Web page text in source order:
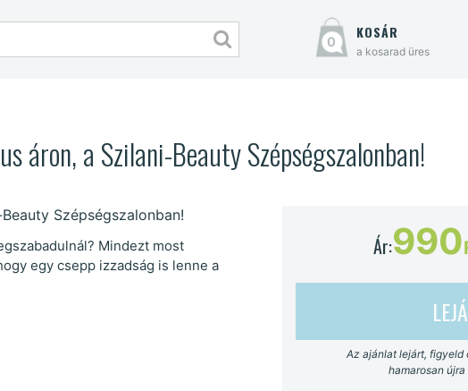
0 kosár
a kosarad üres
a Szilani-Beauty Szépségszalonban!
Mindezt most
egy csepp izzadság is lenne a
Ár:990
Az ajánlat lejárt, figyeld
hamarosan